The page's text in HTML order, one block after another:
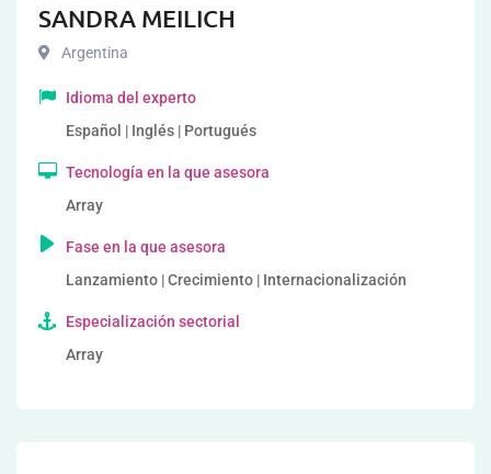
SANDRA MEILICH
Argentina
Idioma del experto
Español | Inglés | Portugués
Tecnología en la que asesora
Array
Fase en la que asesora
Lanzamiento | Crecimiento | Internacionalización
Especialización sectorial
Array